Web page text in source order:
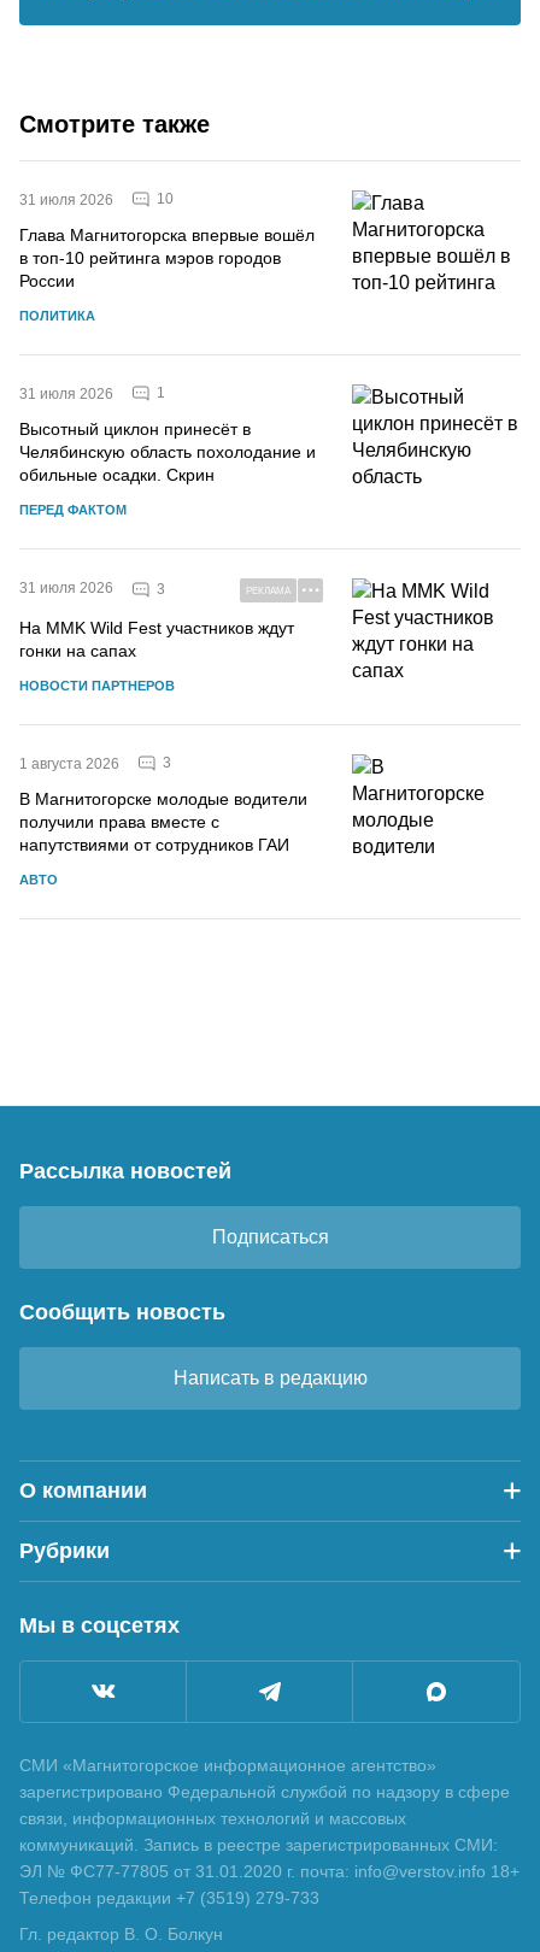
Смотрите также
31 июля 2026 10
Глава Магнитогорска впервые вошёл
в топ-10 рейтинга мэров городов
России
ПОЛИТИКА
31 июля 2026 1
Высотный циклон принесёт в
Челябинскую область похолодание и
обильные осадки. Скрин
ПЕРЕД ФАКТОМ
31 июля 2026 3 РЕКЛАМА
На MMK Wild Fest участников ждут
гонки на сапах
НОВОСТИ ПАРТНЕРОВ
1 августа 2026 3
В Магнитогорске молодые водители
получили права вместе с
напутствиями от сотрудников ГАИ
АВТО
Рассылка новостей
Подписаться
Сообщить новость
Написать в редакцию
О компании
Рубрики
Мы в соцсетях
СМИ «Магнитогорское информационное агентство»
зарегистрировано Федеральной службой по надзору в сфере
связи, информационных технологий и массовых
коммуникаций. Запись в реестре зарегистрированных СМИ:
ЭЛ № ФС77-77805 от 31.01.2020 г. почта: info@verstov.info 18+
Телефон редакции +7 (3519) 279-733
Гл. редактор В. О. Болкун